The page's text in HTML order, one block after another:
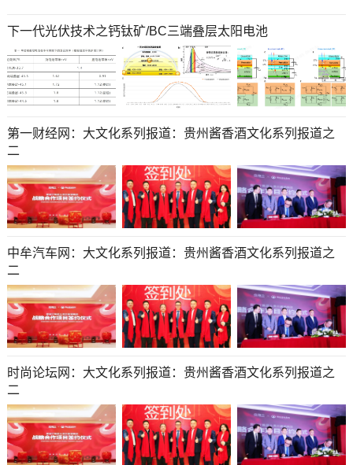
下一代光伏技术之钙钛矿/BC三端叠层太阳电池
第一财经网：大文化系列报道：贵州酱香酒文化系列报道之
二
中牟汽车网：大文化系列报道：贵州酱香酒文化系列报道之
二
时尚论坛网：大文化系列报道：贵州酱香酒文化系列报道之
二